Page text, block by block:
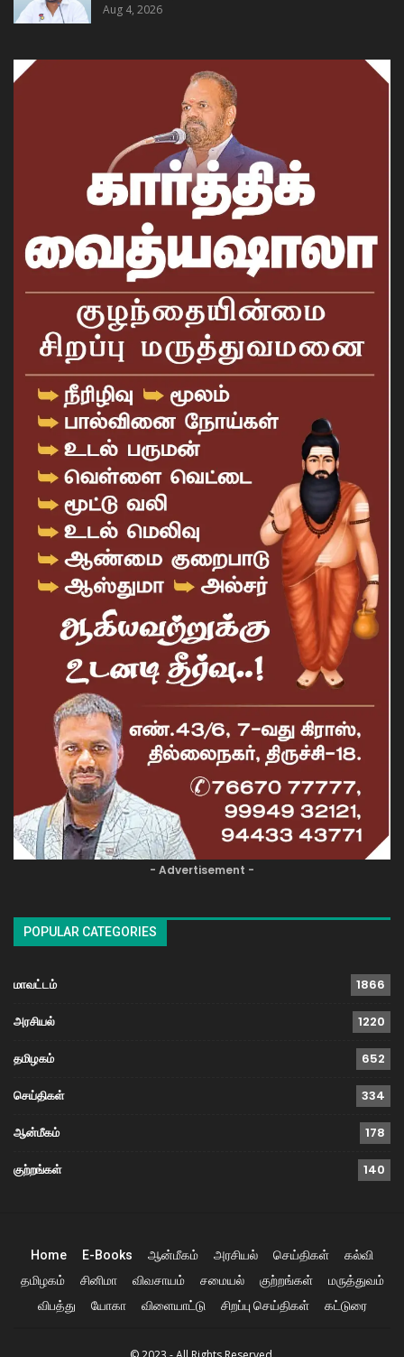
Aug 4, 2026
- Advertisement -
POPULAR CATEGORIES
மாவட்டம் 1866
அரசியல் 1220
தமிழகம் 652
செய்திகள் 334
ஆன்மீகம் 178
குற்றங்கள் 140
Home E-Books ஆன்மீகம் அரசியல் செய்திகள்
கல்வி
தமிழகம்
சினிமா விவசாயம் சமையல் குற்றங்கள்
மருத்துவம்
விபத்து
யோகா விளையாட்டு சிறப்பு செய்திகள் கட்டுரை